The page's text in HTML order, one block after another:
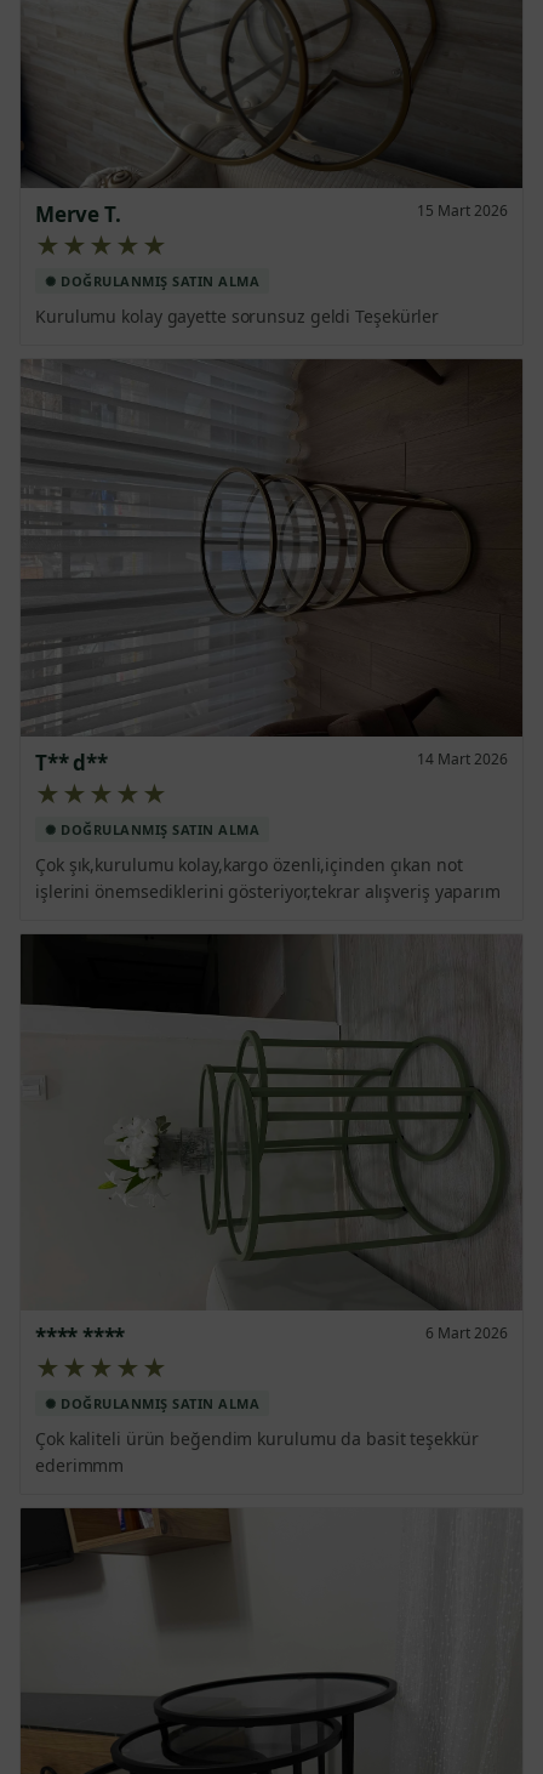
Merve T.
★★★★★
15 Mart 2026
Kurulumu kolay gayette sorunsuz geldi Teşekürler
T** d**
★★★★★
14 Mart 2026
Çok şık,kurulumu kolay,kargo özenli,içinden çıkan not
işlerini önemsediklerini gösteriyor,tekrar alışveriş yaparım
**** ****
★★★★★
6 Mart 2026
Çok kaliteli ürün beğendim kurulumu da basit teşekkür
ederimmm